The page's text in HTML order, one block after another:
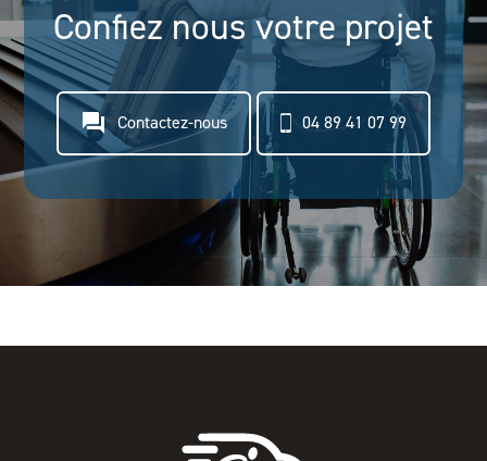
Confiez nous votre projet
question_answer Contactez-nous 04 89 41 07 99